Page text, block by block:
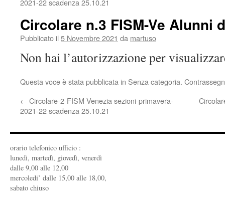
2021-22 scadenza 25.10.21
Circolare n.3 FISM-Ve Alunni
Pubblicato il 5 Novembre 2021 da martuso
Non hai l’autorizzazione per
Questa voce è stata pubblicata in Senza categoria.
← Circolare-2-FISM Venezia sezioni-primavera-
2021-22 scadenza 25.10.21
orario telefonico ufficio :
lunedì, martedì, giovedì, venerdì
dalle 9,00 alle 12,00
mercoledi’ dalle 15,00 alle 18,00,
sabato chiuso